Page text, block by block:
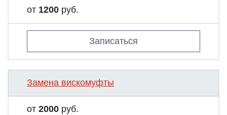
от 1200 руб.
Записаться
Замена вискомуфты
от 2000 руб.